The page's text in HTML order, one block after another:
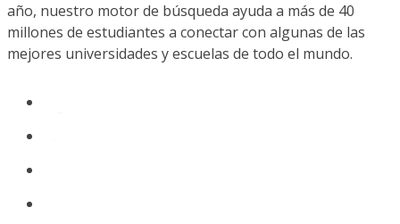
año, nuestro motor de búsqueda ayuda a más de 40
millones de estudiantes a conectar con algunas de las
mejores universidades y escuelas de todo el mundo.